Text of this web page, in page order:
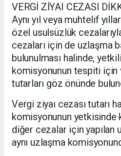
VERGİ ZİYAI CEZASI
Aynı yıl veya muhtelif
özel usulsüzlük
cezaları için de uzlaşma
bulunulması halinde,
komisyonunun tespiti için
tutarları göz önünde
Vergi ziyaı cezası tutarı
komisyonunun yetkisinde
diğer cezalar için yapılan
aynı uzlaşma